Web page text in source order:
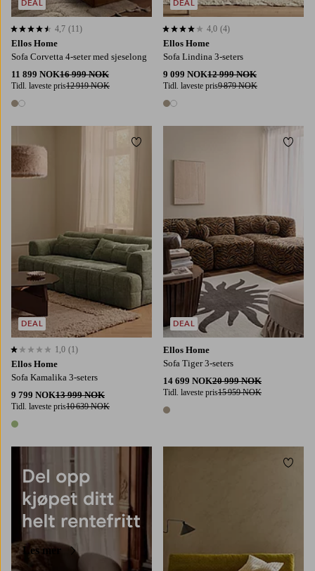
Ellos Home
Sofa Corvetta 4-seter med sjeselong
11 899 NOK16 999 NOK
Tidl. laveste pris12 919 NOK
2 farger
4,7 basert på 11 karaktergivninger
4,7 (11)
DEAL
Ellos Home
Sofa Lindina 3-seters
9 099 NOK12 999 NOK
Tidl. laveste pris9 879 NOK
2 farger
4,0 basert på 4 karaktergivninger
4,0 (4)
DEAL
Ellos Home
Sofa Kamalika 3-seters
9 799 NOK13 999 NOK
Tidl. laveste pris10 639 NOK
1 farge
1,0 basert på 1 karaktergivninger
1,0 (1)
DEAL
Legg til favoritter
Ellos Home
Sofa Tiger 3-seters
14 699 NOK20 999 NOK
Tidl. laveste pris15 959 NOK
1 farge
DEAL
Les mer